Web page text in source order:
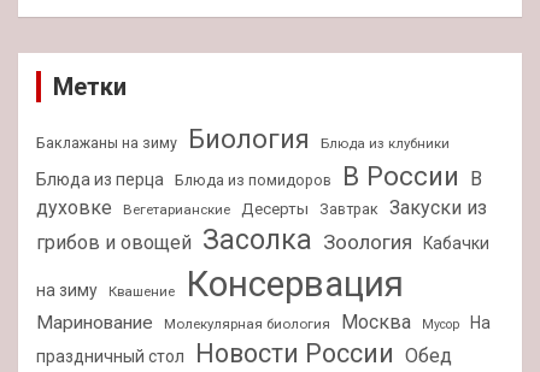
Метки
Баклажаны на зиму Биология Блюда из клубники
Блюда из перца Блюда из помидоров В России
В
духовке
Вегетарианские Десерты Завтрак Закуски из
грибов и овощей Засолка Зоология Кабачки
на зиму Квашение Консервация
Маринование Молекулярная биология Москва Мусор
На
праздничный стол
Новости России Обед